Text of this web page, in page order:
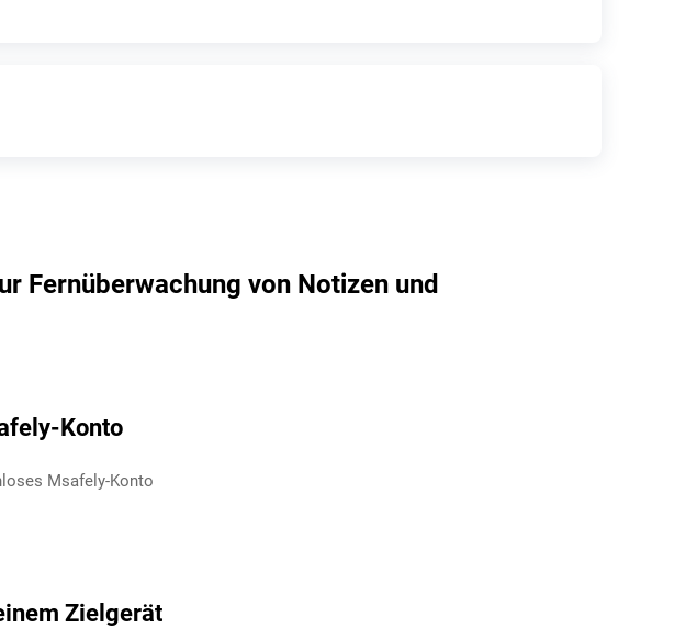
Fernüberwachung von Notizen und
Konto
Msafely-Konto
Zielgerät